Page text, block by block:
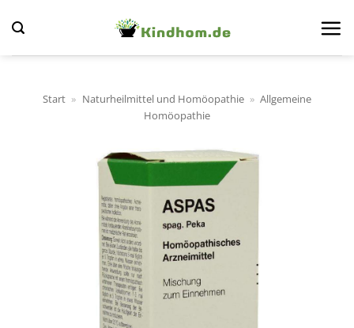
Inhalt
springen
Start » Naturheilmittel und Homöopathie » Allgemeine
Homöopathie